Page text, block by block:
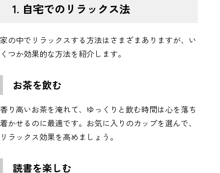
1. 自宅でのリラックス法
家の中でリラックスする方法はさまざまありますが、い
くつか効果的な方法を紹介します。
お茶を飲む
香り高いお茶を淹れて、ゆっくりと飲む時間は心を落ち
着かせるのに最適です。お気に入りのカップを選んで、
リラックス効果を高めましょう。
読書を楽しむ